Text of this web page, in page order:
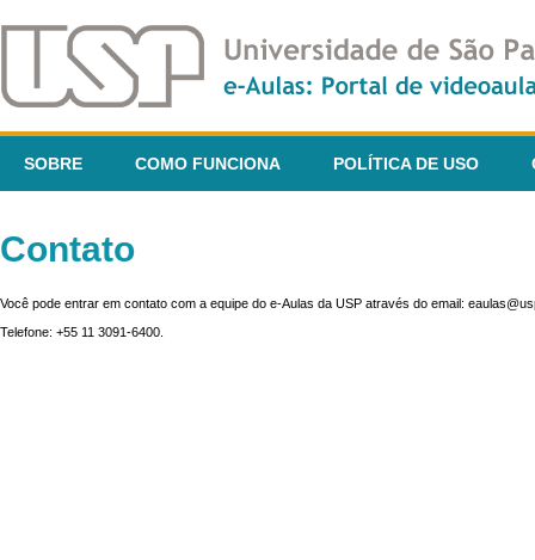
SOBRE COMO FUNCIONA POLÍTICA DE USO
Contato
Você pode entrar em contato com a equipe do e-Aulas da USP através do email:
Telefone: +55 11 3091-6400.